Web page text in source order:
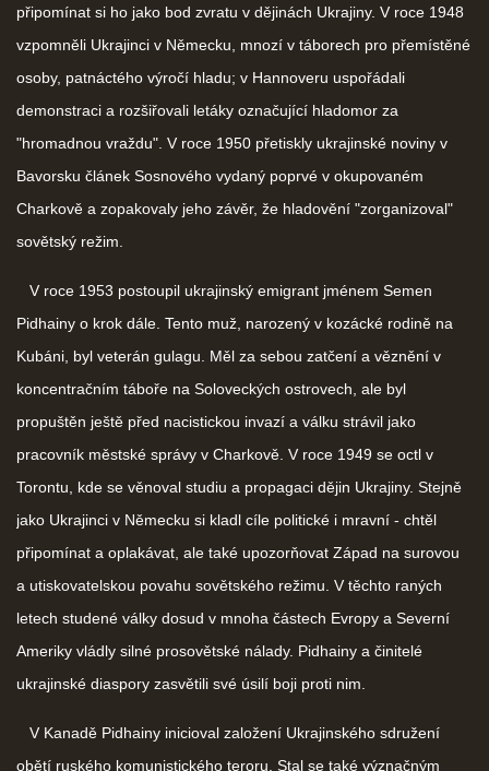
připomínat si ho jako bod zvratu v dějinách Ukrajiny. V roce 1948
vzpomněli Ukrajinci v Německu, mnozí v táborech pro přemístěné
osoby, patnáctého výročí hladu; v Hannoveru uspořádali
demonstraci a rozšiřovali letáky označující hladomor za
"hromadnou vraždu". V roce 1950 přetiskly ukrajinské noviny v
Bavorsku článek Sosnového vydaný poprvé v okupovaném
Charkově a zopakovaly jeho závěr, že hladovění "zorganizoval"
sovětský režim.
V roce 1953 postoupil ukrajinský emigrant jménem Semen
Pidhainy o krok dále. Tento muž, narozený v kozácké rodině na
Kubáni, byl veterán gulagu. Měl za sebou zatčení a věznění v
koncentračním táboře na Soloveckých ostrovech, ale byl
propuštěn ještě před nacistickou invazí a válku strávil jako
pracovník městské správy v Charkově. V roce 1949 se octl v
Torontu, kde se věnoval studiu a propagaci dějin Ukrajiny. Stejně
jako Ukrajinci v Německu si kladl cíle politické i mravní - chtěl
připomínat a oplakávat, ale také upozorňovat Západ na surovou
a utiskovatelskou povahu sovětského režimu. V těchto raných
letech studené války dosud v mnoha částech Evropy a Severní
Ameriky vládly silné prosovětské nálady. Pidhainy a činitelé
ukrajinské diaspory zasvětili své úsilí boji proti nim.
V Kanadě Pidhainy inicioval založení Ukrajinského sdružení
obětí ruského komunistického teroru. Stal se také význačným